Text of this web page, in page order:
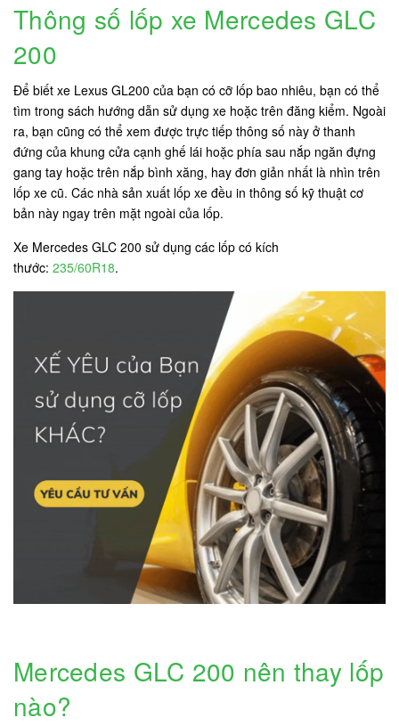
Thông số lốp xe Mercedes GLC
200
Để biết xe Lexus GL200 của bạn có cỡ lốp bao nhiêu, bạn có thể
tìm trong sách hướng dẫn sử dụng xe hoặc trên đăng kiểm. Ngoài
ra, bạn cũng có thể xem được trực tiếp thông số này ở thanh
đứng của khung cửa cạnh ghế lái hoặc phía sau nắp ngăn đựng
gang tay hoặc trên nắp bình xăng, hay đơn giản nhất là nhìn trên
lốp xe cũ. Các nhà sản xuất lốp xe đều in thông số kỹ thuật cơ
bản này ngay trên mặt ngoài của lốp.
Xe Mercedes GLC 200 sử dụng các lốp có kích
thước: 235/60R18.
Mercedes GLC 200 nên thay lốp
nào?